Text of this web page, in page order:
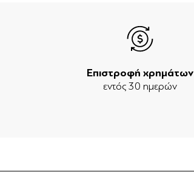
Επιστροφή χρημάτων
εντός 30 ημερών